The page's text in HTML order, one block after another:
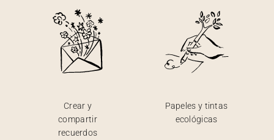
Crear y
compartir
recuerdos
Papeles y tintas
ecológicas